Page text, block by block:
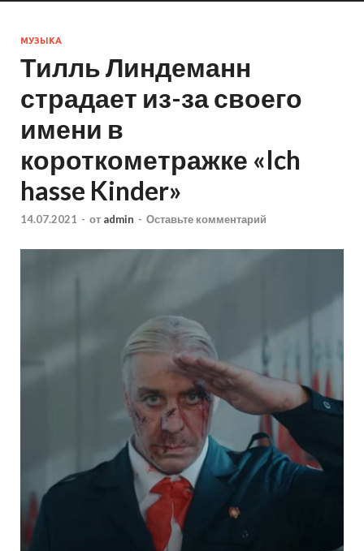
МУЗЫКА
Тилль Линдеманн
страдает из-за своего
имени в
короткометражке «Ich
hasse Kinder»
14.07.2021 - от admin - Оставьте комментарий